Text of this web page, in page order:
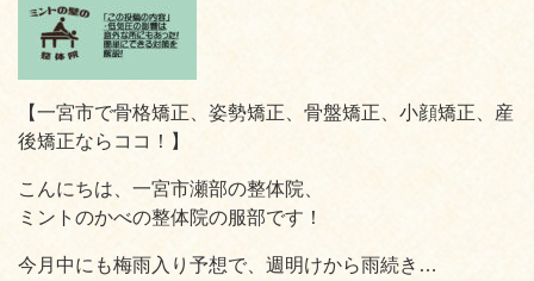
【一宮市で骨格矯正、姿勢矯正、骨盤矯正、小顔矯正、産
後矯正ならココ！】
こんにちは、一宮市瀬部の整体院、
ミントのかべの整体院の服部です！
今月中にも梅雨入り予想で、週明けから雨続き…